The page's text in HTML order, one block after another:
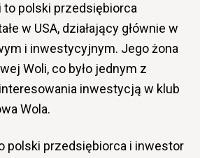
to polski przedsiębiorca
w USA, działający głównie w
i inwestycyjnym. Jego żona
Woli, co było jednym z
inwestycją w klub
Wola.
polski przedsiębiorca i inwestor